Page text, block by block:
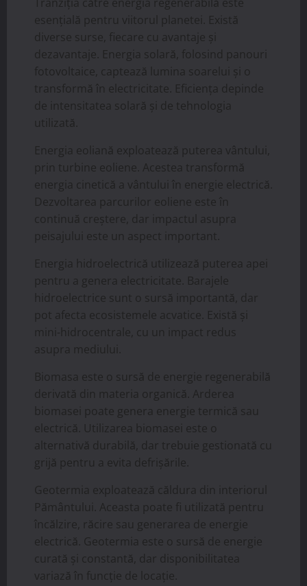
esențială pentru viitorul planetei. Există
diverse surse, fiecare cu avantaje și
dezavantaje. Energia solară, folosind panouri
fotovoltaice, captează lumina soarelui și o
transformă în electricitate. Eficiența depinde
de intensitatea solară și de tehnologia
utilizată.
Energia eoliană exploatează puterea vântului,
prin turbine eoliene. Acestea transformă
energia cinetică a vântului în energie electrică.
Dezvoltarea parcurilor eoliene este în
continuă creștere, dar impactul asupra
peisajului este un aspect important.
Energia hidroelectrică utilizează puterea apei
pentru a genera electricitate. Barajele
hidroelectrice sunt o sursă importantă, dar
pot afecta ecosistemele acvatice. Există și
mini-hidrocentrale, cu un impact redus
asupra mediului.
Biomasa este o sursă de energie regenerabilă
derivată din materia organică. Arderea
biomasei poate genera energie termică sau
electrică. Utilizarea biomasei este o
alternativă durabilă, dar trebuie gestionată cu
grijă pentru a evita defrișările.
Geotermia exploatează căldura din interiorul
Pământului. Aceasta poate fi utilizată pentru
încălzire, răcire sau generarea de energie
electrică. Geotermia este o sursă de energie
curată și constantă, dar disponibilitatea
variază în funcție de locație.